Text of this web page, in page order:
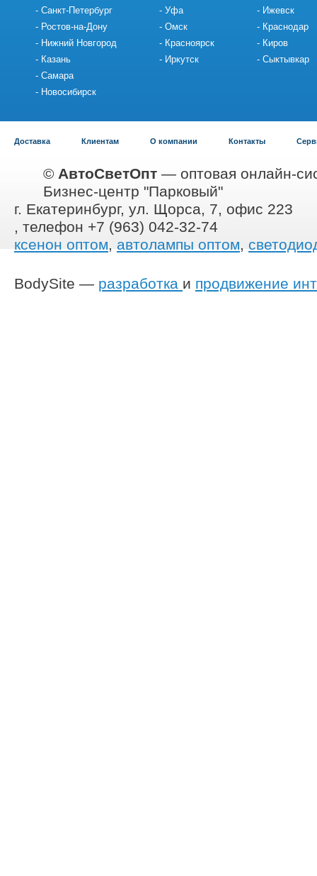
Санкт-Петербург
Ростов-на-Дону
Нижний Новгород
Казань
Самара
Новосибирск
Уфа
Омск
Красноярск
Иркутск
Ижевск
Краснодар
Киров
Сыктывкар
Доставка Клиентам О компании Контакты
© АвтоСветОпт — оптовая онлайн-
Бизнес-центр "Парковый"
г. Екатеринбург, ул. Щорса, 7, офис 223
, телефон +7 (963) 042-32-74
ксенон оптом, автолампы оптом,
BodySite — разработка и продвижение